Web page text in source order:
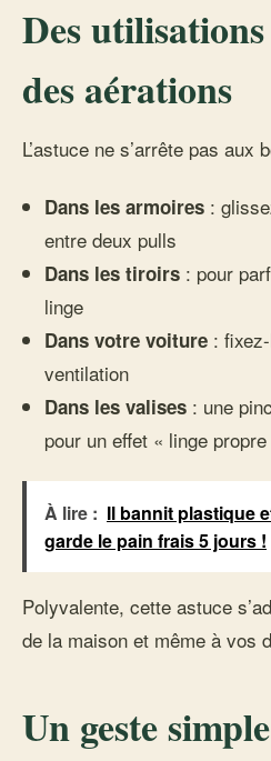
Des
des aérations
L’astuce ne s’arrête pas aux
Dans les armoires :
entre deux pulls
Dans les tiroirs : pour
linge
Dans votre voiture :
ventilation
Dans les valises : une
pour un effet « linge
À lire : Il bannit plastique
garde le pain frais 5 jours !
Polyvalente, cette astuce
de la maison et même à vos
Un geste